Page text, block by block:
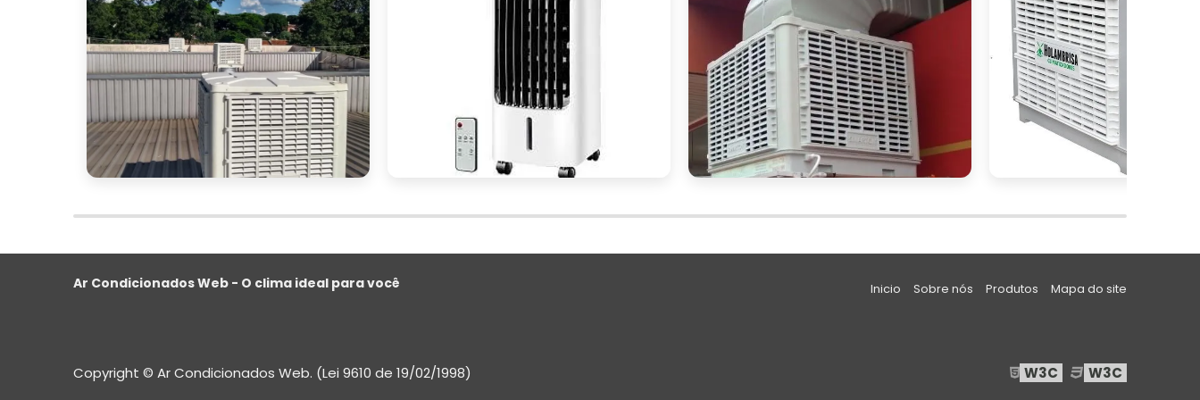
Seguindo essas dicas, você estará mais preparado para escolher o ventilador climatizador que
melhor se adapta às suas necessidades, garantindo conforto e eficiência em qualquer
ambiente.
CONCLUSÃO
Investir em um ventilador climatizador é uma excelente decisão para quem buscaconfortoe
eficiência, seja em casa ou no ambiente comercial.
Com as informações apresentadas sobre asvantagensdesses aparelhos, os principais
tamanho do ambiente
Não se esqueça depesquisarecomparar preços
Ar Condicionados Web - O clima ideal para você Inicio Sobre nós Produtos Mapa do site
Copyright © Ar Condicionados Web. (Lei 9610 de 19/02/1998) W3C W3C